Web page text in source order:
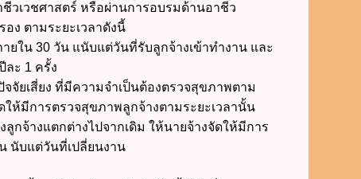
วเวชศาสตร์ หรือผ่านการอบรมด้านอาชีว
ง ตามระยะเวลาดังนี้
ใน 30 วัน แนับแต่วันที่รับลูกจ้างเข้าทำงาน และ
ละ 1 ครั้ง
ยเสี่ยง ที่มีความจำเป็นต้องตรวจสุขภาพตาม
ห้มีการตรวจสุขภาพลูกจ้างตามระยะเวลานั้น
กจ้างแตกต่างไปจากเดิม ให้นายจ้างจัดให้มีการ
นับแต่วันที่เปลี่ยนงาน